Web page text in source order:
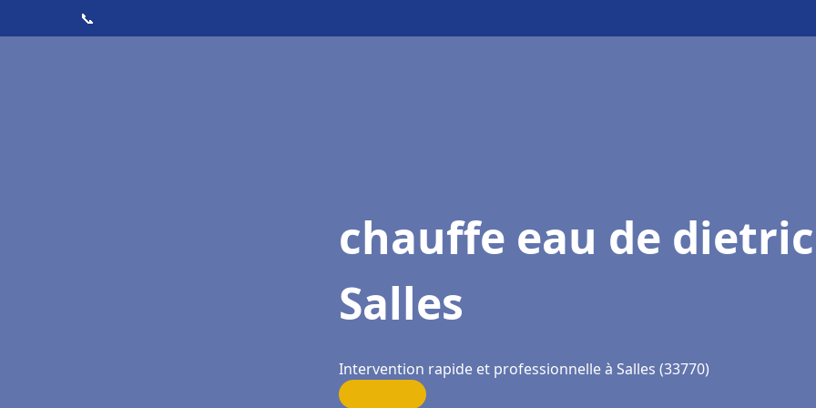
📞
chauffe eau de
Salles
Intervention rapide et professionnelle à Salles (33770)